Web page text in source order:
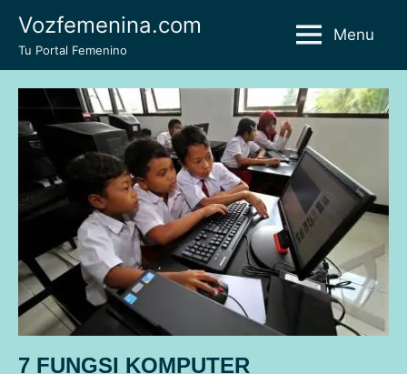
SkipVozfemenina.com
Tu Portal Femenino
Menu
7 FUNGSI KOMPUTER